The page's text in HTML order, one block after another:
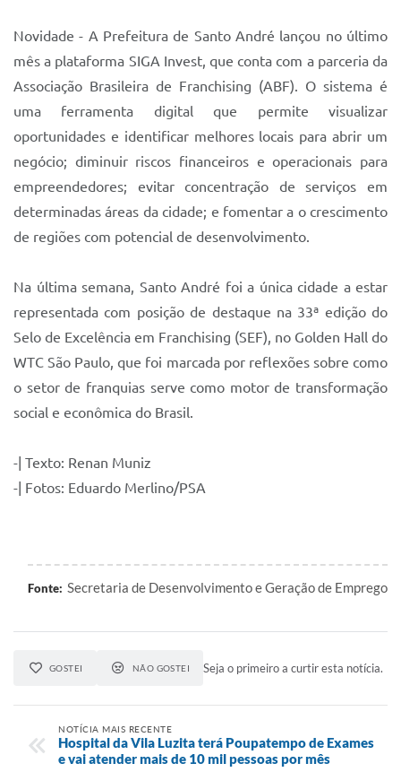
Novidade - A Prefeitura de Santo André lançou no último
mês a plataforma SIGA Invest, que conta com a parceria da
Associação Brasileira de Franchising (ABF). O sistema é
uma ferramenta digital que permite visualizar
oportunidades e identificar melhores locais para abrir um
negócio; diminuir riscos financeiros e operacionais para
empreendedores; evitar concentração de serviços em
determinadas áreas da cidade; e fomentar a o crescimento
de regiões com potencial de desenvolvimento.
Na última semana, Santo André foi a única cidade a estar
representada com posição de destaque na 33ª edição do
Selo de Excelência em Franchising (SEF), no Golden Hall do
WTC São Paulo, que foi marcada por reflexões sobre como
o setor de franquias serve como motor de transformação
social e econômica do Brasil.
-| Texto: Renan Muniz
-| Fotos: Eduardo Merlino/PSA
Fonte: Secretaria de Desenvolvimento e Geração de Emprego
GOSTEI NÃO GOSTEI Seja o primeiro a curtir esta notícia.
NOTÍCIA MAIS RECENTE
Hospital da Vila Luzita terá Poupatempo de Exames
e vai atender mais de 10 mil pessoas por mês